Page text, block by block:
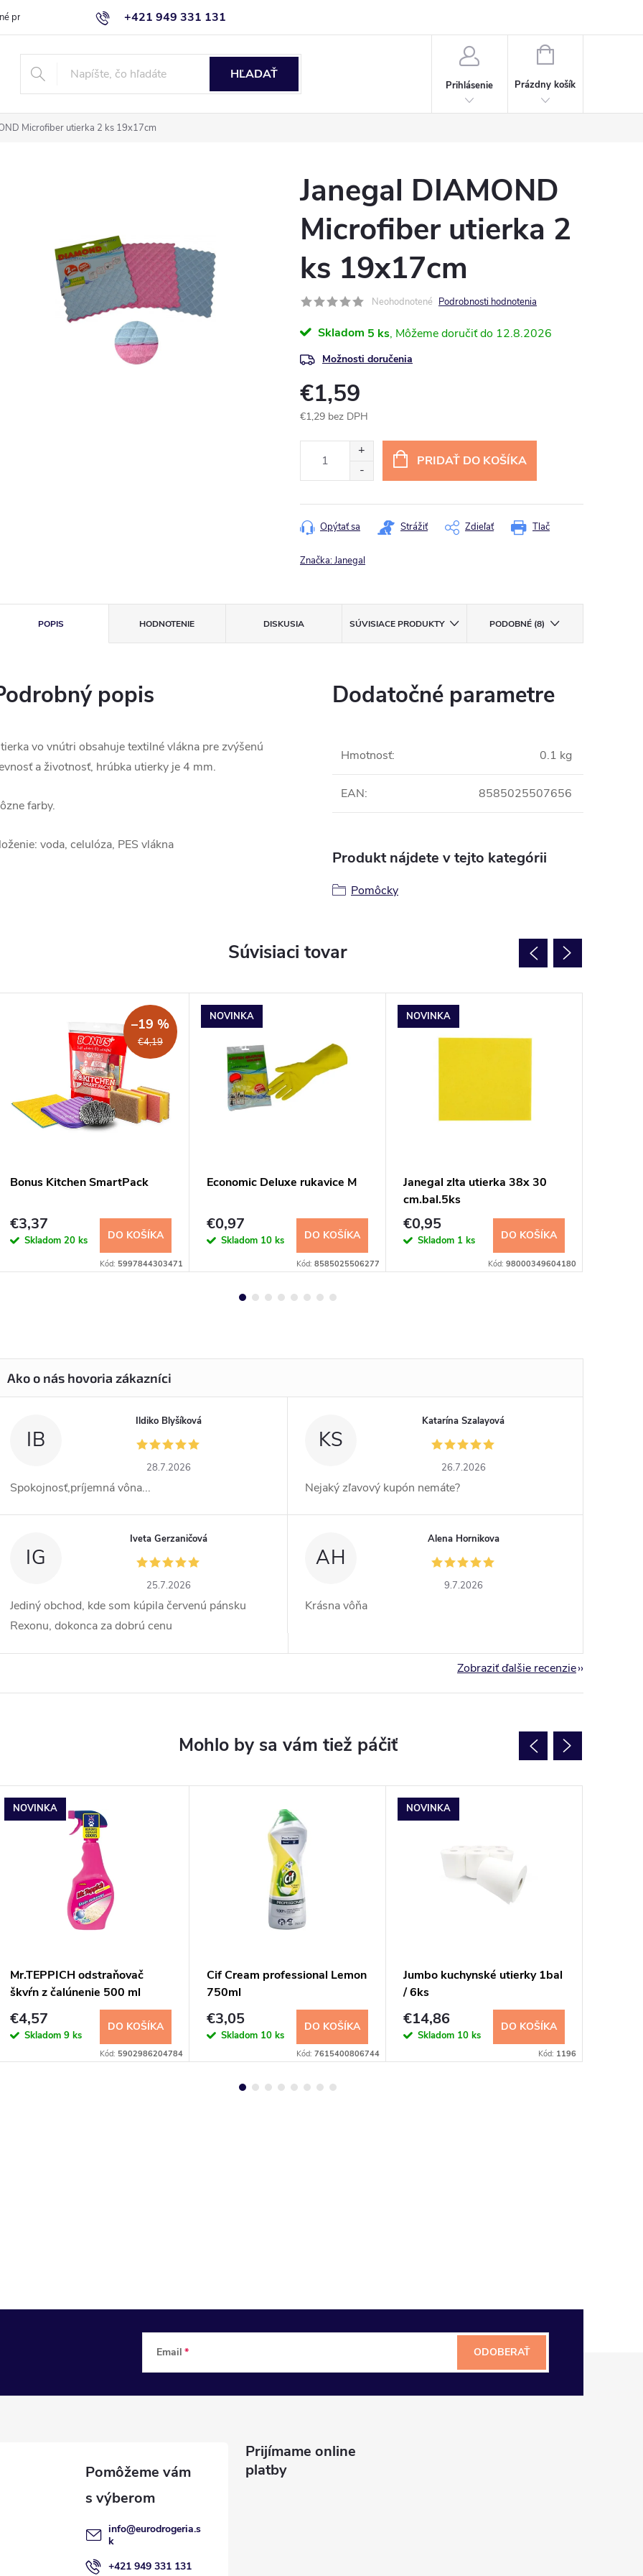
+421 949 331 131
produkty Obchodné podmienky
HĽADAŤ
Prihlásenie
NÁKUPNÝ
Prázdny košík
Microfiber utierka 2 ks 19x17cm
Janegal DIAMOND
Microfiber utierka 2
ks 19x17cm
Neohodnotené Podrobnosti hodnotenia
Skladom 5 ks 12.8.2026
Možnosti doručenia
€1,59
€1,29 bez DPH
PRIDAŤ DO KOŠÍKA
Tlač
Opýtať sa Strážiť Zdieľať
Značka:Janegal
POPIS HODNOTENIE DISKUSIA SÚVISIACE PRODUKTY PODOBNÉ (8)
popis
vo vnútri obsahuje textilné vlákna pre zvýšenú
a životnosť, hrúbka utierky je 4 mm.
farby.
voda, celulóza, PES vlákna
Dodatočné parametre
Hmotnosť: 0.1 kg
EAN: 8585025507656
Produkt nájdete v tejto kategórii
Pomôcky
Súvisiaci tovar
€4,19
–19 %
Bonus Kitchen SmartPack
€3,37
Skladom 20 ks DO KOŠÍKA
Kód: 5997844303471
NOVINKA
Economic Deluxe rukavice M
€0,97
Skladom 10 ks DO KOŠÍKA
Kód: 8585025506277
NOVINKA
Janegal zlta utierka 38x 30
cm.bal.5ks
€0,95
Skladom 1 ks DO KOŠÍKA
Kód: 98000349604180
NOVINKA
Mr.TEPPICH odstraňovač
škvŕn z čalúnenie 500 ml
€4,57
Skladom 9 ks
DO KOŠÍKA
Kód: 5902986204784
Cif Cream professional Lemon
750ml
€3,05
Skladom 10 ks
DO KOŠÍKA
Kód: 7615400806744
NOVINKA
Jumbo kuchynské utierky 1bal
/ 6ks
€14,86
Skladom 10 ks
DO KOŠÍKA
Kód: 1196
IB
Ildiko Blyšíková
28.7.2026
Spokojnosť,príjemná vôna...
KS
Katarína Szalayová
26.7.2026
Nejaký zľavový kupón nemáte?
IG
Iveta Gerzaničová
25.7.2026
Jediný obchod, kde som kúpila červenú pánsku
Rexonu, dokonca za dobrú cenu
AH
Alena Hornikova
9.7.2026
Krásna vôňa
Zobraziť ďalšie recenzie
Email ODOBERAŤ
info@eurodrogeria.s
k
+421 949 331 131
Prijímame online
platby